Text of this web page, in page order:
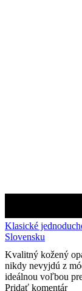
Klasické
Slovensku
Kvalitný kožený
nikdy nevyjdú z
ideálnou voľbou
Pridať komentár